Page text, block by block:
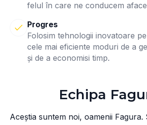
felul în care ne conducem
Progres
Folosim tehnologii inovatoare
cele mai eficiente moduri de a
și de a economisi timp.
Echipa
Aceștia suntem noi, oamenii Fagura.